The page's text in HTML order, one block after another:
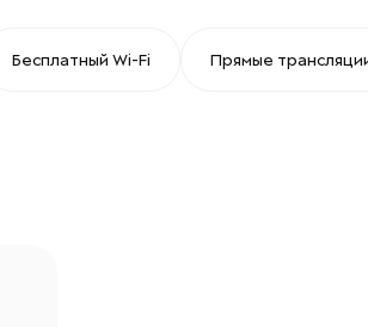
Бесплатный Wi-Fi Прямые